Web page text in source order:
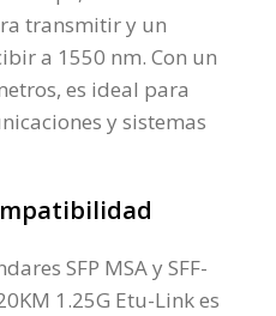
transmitir y un
a 1550 nm. Con un
es ideal para
y sistemas
SFP MSA y SFF-
1.25G Etu-Link es